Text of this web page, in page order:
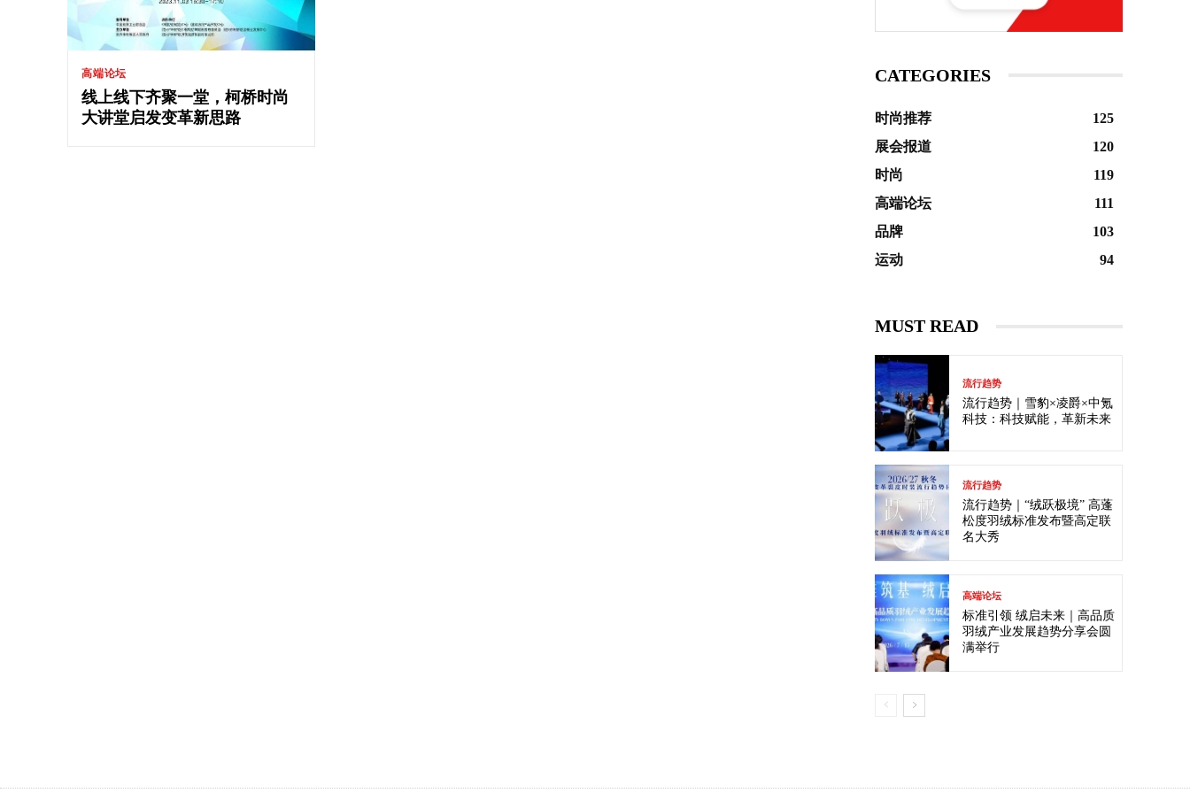
高端论坛
线上线下齐聚一堂，柯桥时尚
大讲堂启发变革新思路
CATEGORIES
时尚推荐
125
展会报道
120
时尚
119
高端论坛
111
品牌
103
运动
94
MUST READ
流行趋势
流行趋势｜雪豹×凌爵×中氪
科技：科技赋能，革新未来
流行趋势
流行趋势｜“绒跃极境” 高蓬
松度羽绒标准发布暨高定联
名大秀
高端论坛
标准引领 绒启未来｜高品质
羽绒产业发展趋势分享会圆
满举行